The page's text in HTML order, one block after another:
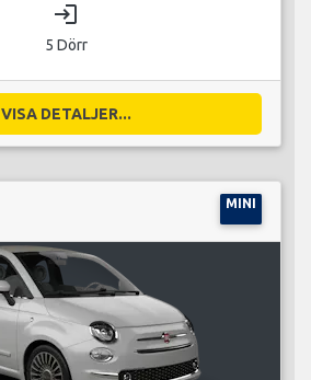
login
5 Dörr
VISA DETALJER...
MINI